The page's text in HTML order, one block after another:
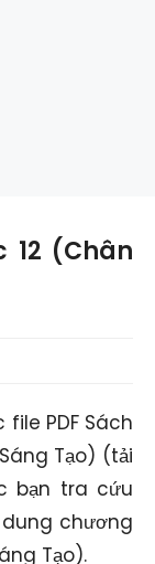
12 (Chân
file PDF Sách
Tạo) (tải
bạn tra cứu
chương
Tạo).